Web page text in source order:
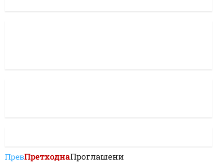
ПревПретходнаПроглашени